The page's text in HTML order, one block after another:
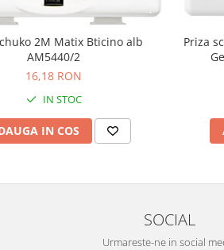
2M Matix Bticino alb
AM5440/2
16,18 RON
IN STOC
IN COS
Priza
SOCIAL
Urmareste-ne in social